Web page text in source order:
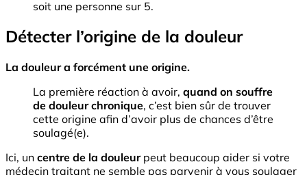
soit une personne sur 5.
Détecter l’origine de la douleur
La douleur a forcément une origine.
La première réaction à avoir, quand on souffre
de douleur chronique, c’est bien sûr de trouver
cette origine afin d’avoir plus de chances d’être
soulagé(e).
Ici, un centre de la douleurpeut beaucoup aider si votre
médecin traitant ne semble pas parvenir à vous soulager